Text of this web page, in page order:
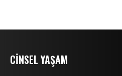
CINSEL YAŞAM